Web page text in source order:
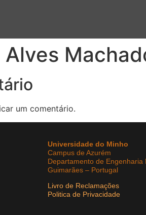
um comentário.
Universidade do Minho
Campus de Azurém
Departamento de Engenharia
Guimarães – Portugal
Livro de Reclamações
Politica de Privacidade